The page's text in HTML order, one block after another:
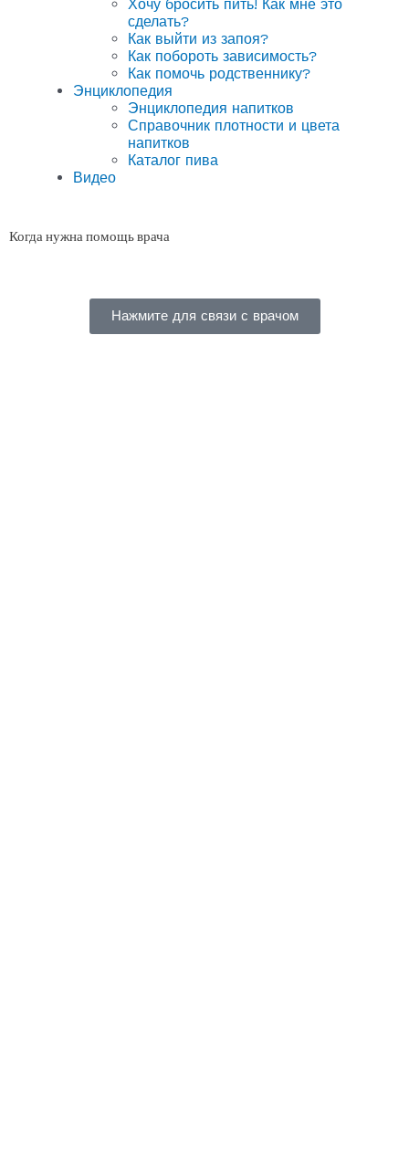
Хочу бросить пить! Как мне это
сделать?
Как выйти из запоя?
Как побороть зависимость?
Как помочь родственнику?
Энциклопедия
Энциклопедия напитков
Справочник плотности и цвета
напитков
Каталог пива
Видео
Когда нужна помощь врача
Нажмите для связи с врачом